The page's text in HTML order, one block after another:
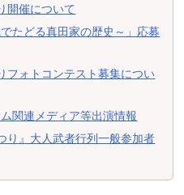
開催について
たどる真田家の歴史～」応募
フォトコンテスト募集につい
関連メディア等出演情報
り』大人武者行列一般参加者